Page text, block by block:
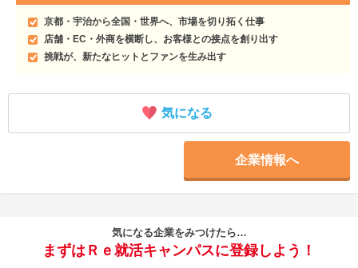
京都・宇治から全国・世界へ、市場を切り拓く仕事
店舗・EC・外商を横断し、お客様との接点を創り出す
挑戦が、新たなヒットとファンを生み出す
気になる
企業情報へ
気になる企業をみつけたら…
まずはＲｅ就活キャンパスに登録しよう！